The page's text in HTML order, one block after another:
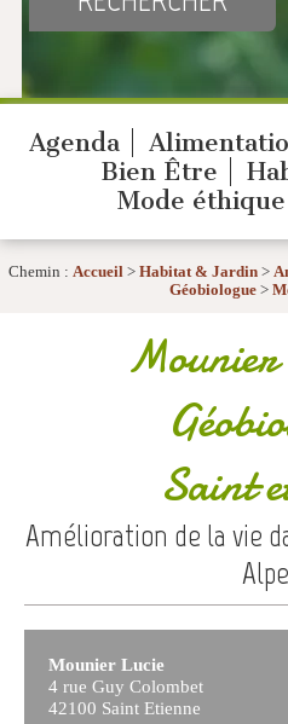
Agenda
Bien Être
Mode éthique
Chemin : Accueil> Habitat & Jardin>
Géobiologue>
Saint
Amélioration de la vie
Mounier Lucie
4 rue Guy Colombet
42100 Saint Etienne